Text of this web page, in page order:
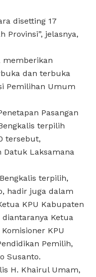
disetting 17
Provinsi”, jelasnya,
memberikan
dan terbuka
Pemilihan Umum
Pasangan
terpilih
tersebut,
Datuk Laksamana
terpilih,
hadir juga dalam
KPU Kabupaten
Ketua
KPU
Pemilih,
Susanto.
H. Khairul Umam,